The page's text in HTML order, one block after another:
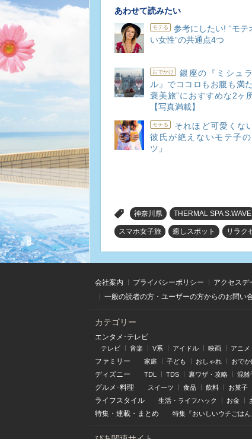
あわせて読みたい
モテる
参考にしたい! “モテ
い女性”の共通点4つ
おでかけ
銀座の『ミシュ
ル』でココロもお腹も満
褒美旅”におすすめな2ヶ
【写真満載】
モテる
それほど可愛くな
彼氏が絶えないモテ子
ツ」
神奈川県 THERMAL SPA S.WAVE
スマホ女子旅 癒しスポット リラク
会社案内 プライバシーポリシー アクセスデ
一般の読者の方・ユーザーの方からのお問い
カテゴリー
エンタメ･テレビ
テレビ 音楽 V系 アイドル 映画 アニメ
ファミリー 家庭 子ども おしゃれ おで
ディズニー TDL TDS 裏ワザ・攻略 混雑
グルメ･料理 スイーツ 食品 飲料 お菓子
ライフスタイル 生活・ライフハック お金
特集 ・ 連載 ・ まとめ 特集『おいしいウチごはん